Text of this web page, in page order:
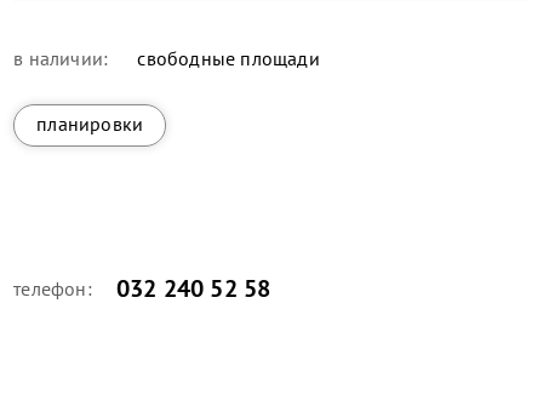
в наличии: свободные площади
планировки
телефон: 032 240 52 58